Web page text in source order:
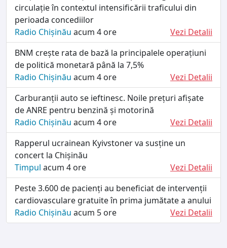
circulație în contextul intensificării traficului din
perioada concediilor
Radio Chișinău acum 4 ore
Vezi Detalii
BNM crește rata de bază la principalele operațiuni
de politică monetară până la 7,5%
Radio Chișinău acum 4 ore
Vezi Detalii
Carburanții auto se ieftinesc. Noile prețuri afișate
de ANRE pentru benzină și motorină
Radio Chișinău acum 4 ore
Vezi Detalii
Rapperul ucrainean Kyivstoner va susține un
concert la Chișinău
Timpul acum 4 ore
Vezi Detalii
Peste 3.600 de pacienți au beneficiat de intervenții
cardiovasculare gratuite în prima jumătate a anului
Radio Chișinău acum 5 ore Vezi Detalii